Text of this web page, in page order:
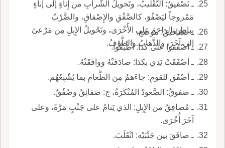
ـ تَصْفيقُ: التَّقْليبُ، وتَحويلُ الشَّرابِ من إِناءٍ إلى إناءٍ
مَمْزوجاً ليَصْفُوَ، كالصَّفْقِ والإِصْفاقِ، والضَّرْبُ
بِباطِنِ الراحَةِ على الأُخْرَى، وتَحْويلُ الإِبِلِ مِن مَرْعىً
إلى آخَرَ، والذَّهابُ والطَّوْفُ.
ـ صَفافيقُ: موضع.
ـ أصْفَقوا على كذا: أطْبَقُوا.
ـ أصْفَقَتْ يَدِي بكذا: صادَفَتْهُ ووافَقَتْهُ.
ـ أصْفَق للقومِ: جاءَهمُ مِن الطَّعامِ بما يُشْبِعُهُم.
ـ صَفوقُ: الصَّعودُ المُنْكَرَةُ، ج: صَفائِقُ وصُفُقٌ.
ـ مُصافِقُ من الإِبِلِ: الذي يَنامُ على جَنْبٍ مَرَّةً، وعلى
آخَرَ أُخْرَى.
ـ صافَقَ بين جَنْبَيْه: انْقَلَبَ.